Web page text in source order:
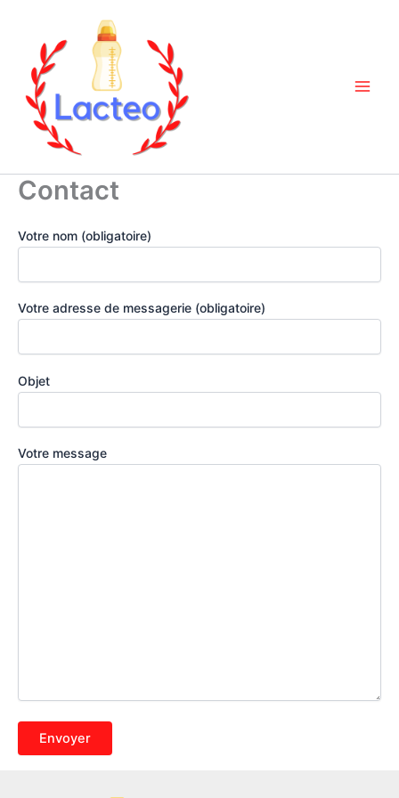
contenu
Contact
Votre nom (obligatoire)
Votre adresse de messagerie (obligatoire)
Objet
Votre message